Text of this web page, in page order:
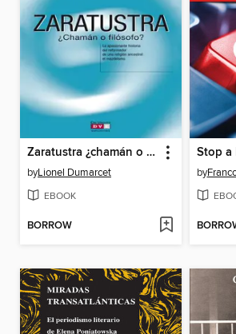
Zaratustra ¿chamán o filósofo?
byLionel Dumarcet
EBOOK
BORROW
by